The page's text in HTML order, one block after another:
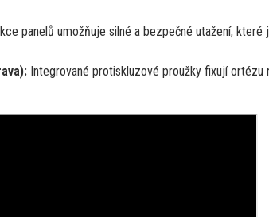
panelů umožňuje silné a bezpečné utažení,
Integrované protiskluzové proužky fixují ortézu